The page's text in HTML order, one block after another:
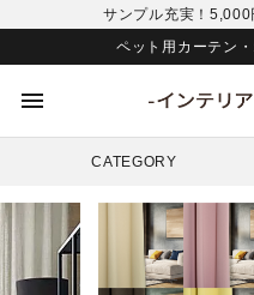
サンプル充実！
ペット用カーテン
menu
CATEGORY